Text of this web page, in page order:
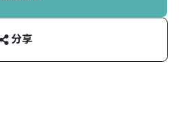
分享